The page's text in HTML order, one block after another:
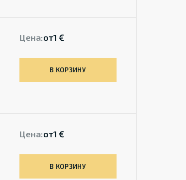
Цена:от1 €
В КОРЗИНУ
Цена:от1 €
В КОРЗИНУ